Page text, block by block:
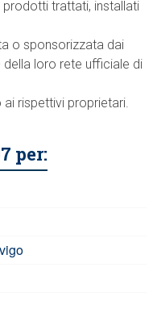
trattati, installati
o sponsorizzata dai
loro rete ufficiale di
rispettivi proprietari.
per: